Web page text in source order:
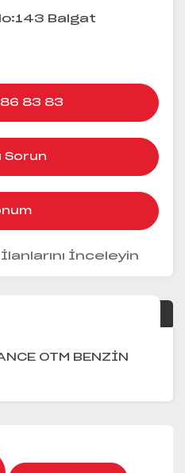
Balgat
83 83
Sorun
İlanlarını İnceleyin
OTM BENZİN